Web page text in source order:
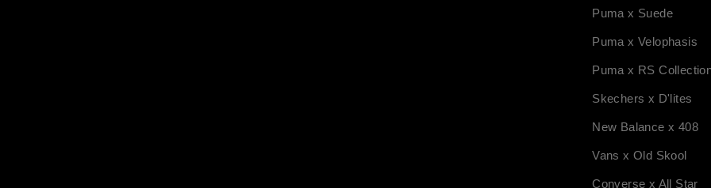
Puma x Suede
Puma x Velophasis
Puma x RS
Skechers x D'lites
New Balance x 408
Vans x Old Skool
Converse x All Star